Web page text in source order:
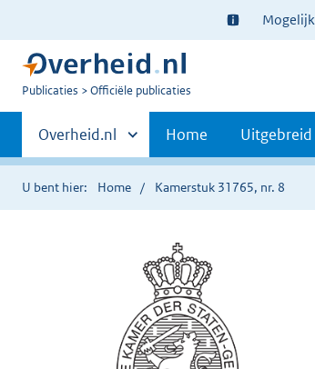
Ter
informatie:
U
Publicaties Officiële publicaties
Primaire
navigatie
Andere
sites
binnen
Overheid.nl Home
U bent hier: Home Kamerstuk 31765, nr. 8